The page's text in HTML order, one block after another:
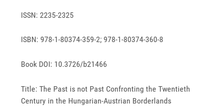
ISSN: 2235-2325
ISBN: 978-1-80374-359-2; 978-1-80374-360-8
Book DOI: 10.3726/b21466
Title: The Past is not Past Confronting the Twentieth
Century in the Hungarian-Austrian Borderlands